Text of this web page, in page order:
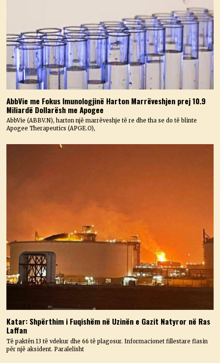
AbbVie me Fokus Imunologjinë Harton Marrëveshjen prej 10.9
Miliardë Dollarësh me Apogee
AbbVie (ABBV.N), harton një marrëveshje të re dhe tha se do të blinte
Apogee Therapeutics (APGE.O),
Katar: Shpërthim i Fuqishëm në Uzinën e Gazit Natyror në Ras
Laffan
Të paktën 13 të vdekur dhe 66 të plagosur. Informacionet fillestare flasin
për një aksident. Paralelisht